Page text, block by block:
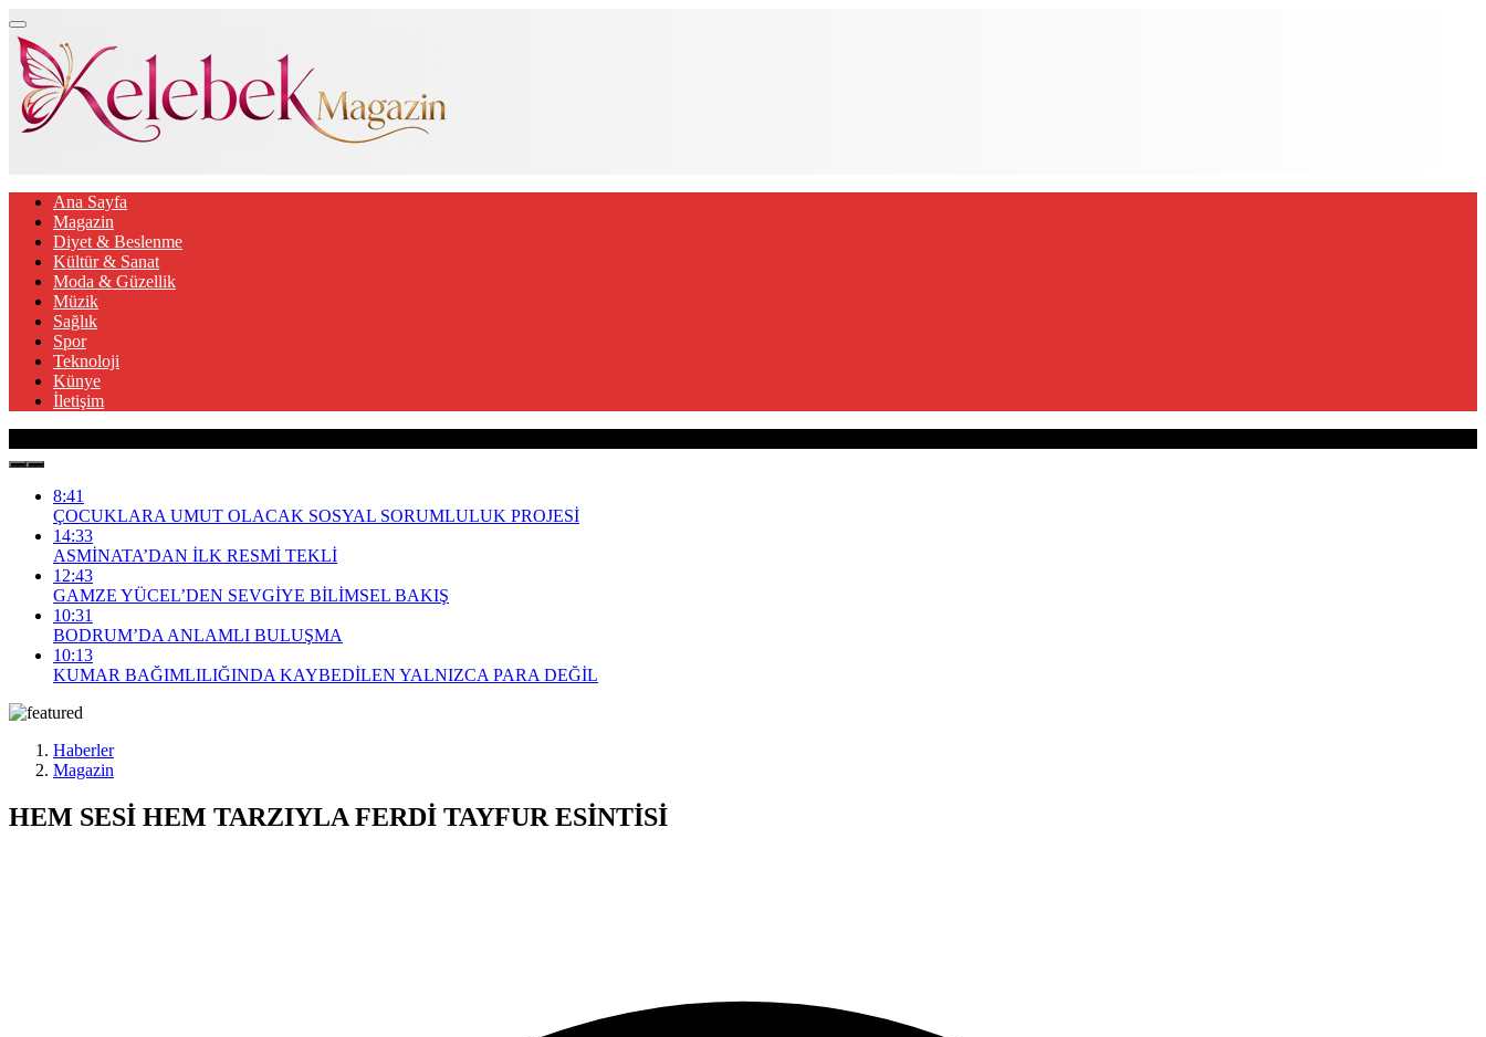
Ana Sayfa
Magazin
Diyet & Beslenme
Kültür & Sanat
Moda & Güzellik
Müzik
Sağlık
Spor
Teknoloji
Künye
İletişim
8:41
ÇOCUKLARA UMUT OLACAK SOSYAL SORUMLULUK PROJESİ
14:33
ASMİNATA’DAN İLK RESMİ TEKLİ
12:43
GAMZE YÜCEL’DEN SEVGİYE BİLİMSEL BAKIŞ
10:31
BODRUM’DA ANLAMLI BULUŞMA
10:13
KUMAR BAĞIMLILIĞINDA KAYBEDİLEN YALNIZCA PARA DEĞİL
Haberler
Magazin
HEM SESİ HEM TARZIYLA FERDİ TAYFUR ESİNTİSİ